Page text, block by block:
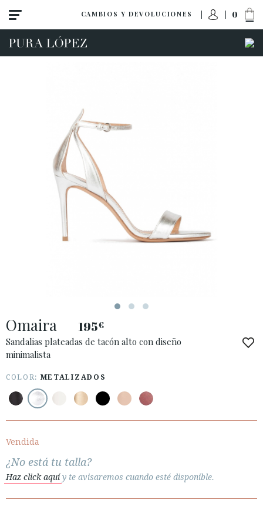
CAMBIOS Y DEVOLUCIONES 0
Ver todo
Tacón alto
ACCESO A MI PEDIDO
PAÍS: PORTUGAL
· ATENCIÓN AL CLIENTE
· ENVÍOS
· CAMBIOS Y DEVOLUCIONES
· TÉRMINOS Y CONDICIONES
· AVISO LEGAL
Omaira 195€
Sandalias plateadas de tacón alto con diseño
minimalista
COLOR: METALIZADOS
Vendida
¿No está tu talla?
Haz click aquíy te avisaremos cuando esté disponible.